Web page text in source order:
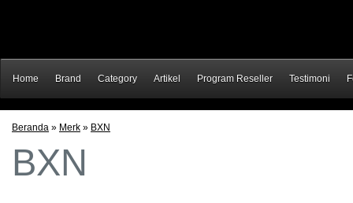
Home Brand Category Artikel Program Reseller Testimoni
Beranda » Merk » BXN
BXN